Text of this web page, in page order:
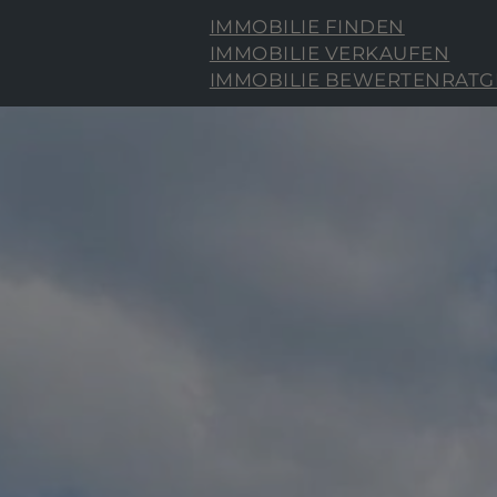
IMMOBILIE FINDEN
IMMOBILIE VERKAUFEN
IMMOBILIE BEWERTEN